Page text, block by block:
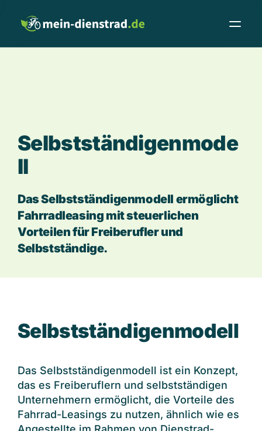
Leasingrechner Fachhändler
-> Arbeitgeber
-> Arbeitnehmer
-> Öffentlicher Dienst
-> Fachhandelspartner
Häufige Fragen
Über uns
Selbstständigenmode
ll
Das Selbstständigenmodell ermöglicht
Fahrradleasing mit steuerlichen
Vorteilen für Freiberufler und
Selbstständige.
Selbstständigenmodell
Das Selbstständigenmodell ist ein Konzept,
das es Freiberuflern und selbstständigen
Unternehmern ermöglicht, die Vorteile des
Fahrrad-Leasings zu nutzen, ähnlich wie es